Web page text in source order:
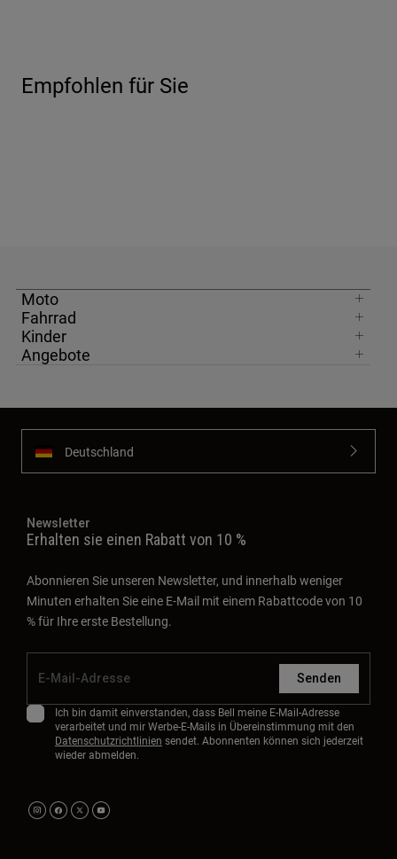
Empfohlen für Sie
Moto
Fahrrad
Kinder
Angebote
Deutschland
Newsletter
Erhalten sie einen Rabatt von 10 %
Abonnieren Sie unseren Newsletter, und innerhalb weniger
Minuten erhalten Sie eine E-Mail mit einem Rabattcode von 10
% für Ihre erste Bestellung.
Senden
Ich bin damit einverstanden, dass Bell meine E-Mail-Adresse
verarbeitet und mir Werbe-E-Mails in Übereinstimmung mit den
Datenschutzrichtlinien sendet. Abonnenten können sich jederzeit
wieder abmelden.